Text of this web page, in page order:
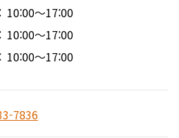
10:00～17:00
10:00～17:00
10:00～17:00
7836